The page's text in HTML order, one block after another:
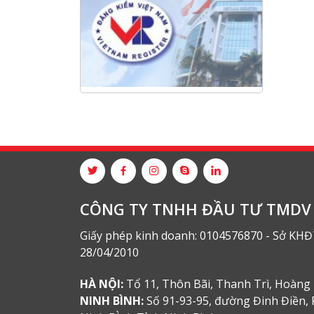
NANIBI khai trương văn phòng
Ninh Bình & kỷ niệm 15 năm phát
triển bền vững
Tập đoàn Công nghiệp nặng Sơn
Đông tổ chức Hội nghị đối tác
CÔNG TY TNHH ĐẦU TƯ
Giấy phép kinh doanh: 0104576870 - Sở
28/04/2010
HÀ NỘI: Tổ 11, Thôn Bãi, Thanh Trì, Hoàng
NINH BÌNH:Số 91-93-95, đường Đinh Điền,